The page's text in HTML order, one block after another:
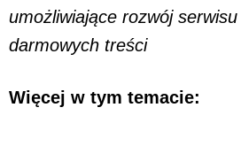
umożliwiające rozwój
darmowych treści
Więcej w tym temacie: